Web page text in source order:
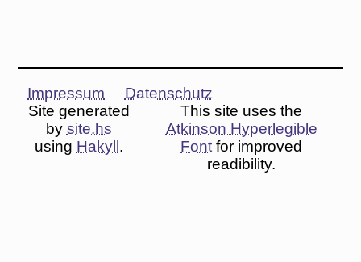
Impressum
Datenschutz
Site generated
by site.hs
using Hakyll .
This site uses the
Atkinson Hyperlegible
Font for improved
readibility.